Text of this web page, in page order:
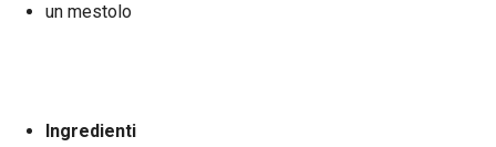
un mestolo
Ingredienti